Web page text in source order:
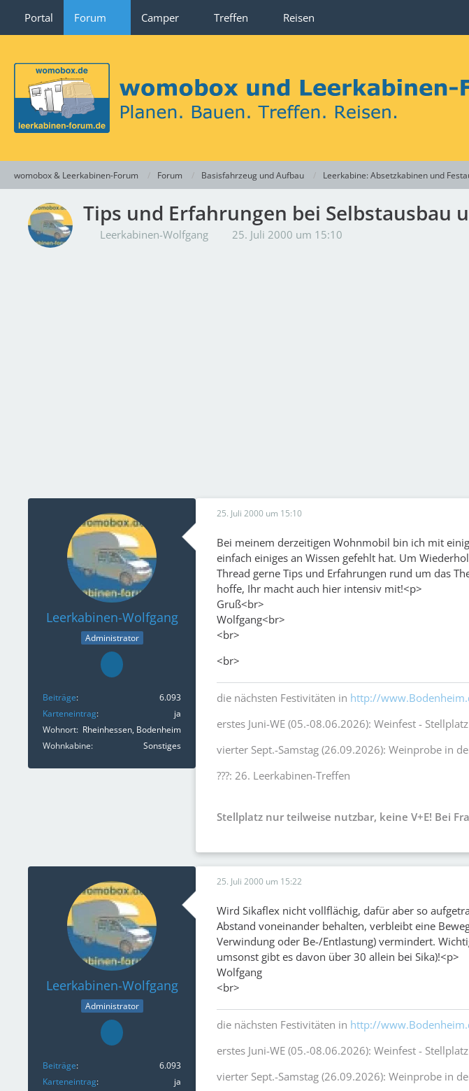
Portal Forum Camper Treffen Reisen
womobox & Leerkabinen-Forum Forum Basisfahrzeug und Aufbau Leerkabine: Absetzkabinen und
Tips und Erfahrungen bei Selbstausbau
Leerkabinen-Wolfgang 25. Juli 2000 um 15:10
Leerkabinen-Wolfgang
Administrator
Beiträge
6.093
Karteneintrag
ja
Wohnort Rheinhessen, Bodenheim
Wohnkabine
Sonstiges
25. Juli 2000 um 15:10
Bei meinem derzeitigen Wohnmobil bin ich mit
einfach einiges an Wissen gefehlt hat. Um
Thread gerne Tips und Erfahrungen rund um das
hoffe, Ihr macht auch hier intensiv mit!<p>
Gruß<br>
Wolfgang<br>
<br>
<br>
die nächsten Festivitäten in http://
erstes Juni-WE (05.-08.06.2026): Weinfest -
vierter Sept.-Samstag (26.09.2026): Weinprobe in
???: 26. Leerkabinen-Treffen
Stellplatz nur teilweise nutzbar, keine V+E! Bei
Leerkabinen-Wolfgang
Administrator
Beiträge
6.093
Karteneintrag
ja
25. Juli 2000 um 15:22
Wird Sikaflex nicht vollflächig, dafür aber so
Abstand voneinander behalten, verbleibt eine
Verwindung oder Be-/Entlastung) vermindert.
umsonst gibt es davon über 30 allein bei Sika)!<p>
Wolfgang
<br>
die nächsten Festivitäten in http://
erstes Juni-WE (05.-08.06.2026): Weinfest -
vierter Sept.-Samstag (26.09.2026): Weinprobe in